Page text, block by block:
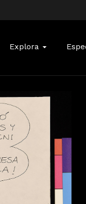
Explora